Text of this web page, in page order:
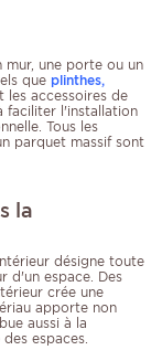
mur, une porte ou un
que plinthes,
les accessoires de
faciliter l'installation
Tous les
parquet massif sont
la
désigne toute
d'un espace. Des
crée une
apporte non
aussi à la
des espaces.